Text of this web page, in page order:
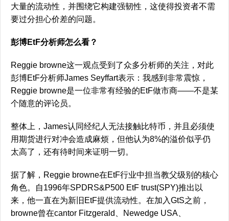
大量的流动性，并围绕它构建强韧性，这使得投资者不需
要过分担心价差的问题。
彭博EtF分析师怎么看？
Reggie browne这一观点受到了众多分析师的关注，对此
彭博EtF分析师James Seyffart表示：我感到非常震惊，
Reggie browne是一位非常有经验的EtF做市商——不是某
个随意的评论员。
整体上，James认同经纪人无法接触比特币，并且必须使
用期货进行对冲会造成麻烦，但他认为8%的溢价似乎仍
太高了，还有待时间来证明一切。
据了解，Reggie browne在EtF行业中担当教父级别的核心
角色。自1996年SPDRS&P500 EtF trust(SPY)推出以
来，他一直在为新旧EtF提供流动性。在加入GtS之前，
browne曾在cantor Fitzgerald、Newedge USA、